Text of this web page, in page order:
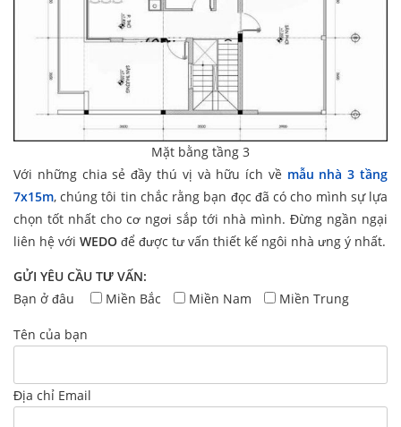
Mặt bằng tầng 3
Với những chia sẻ đầy thú vị và hữu ích về mẫu nhà 3 tầng
7x15m, chúng tôi tin chắc rằng bạn đọc đã có cho mình sự lựa
chọn tốt nhất cho cơ ngơi sắp tới nhà mình. Đừng ngần ngại
liên hệ với WEDO để được tư vấn thiết kế ngôi nhà ưng ý nhất.
GỬI YÊU CẦU TƯ VẤN:
Bạn ở đâu
Miền Bắc Miền Nam Miền Trung
Tên của bạn
Địa chỉ Email